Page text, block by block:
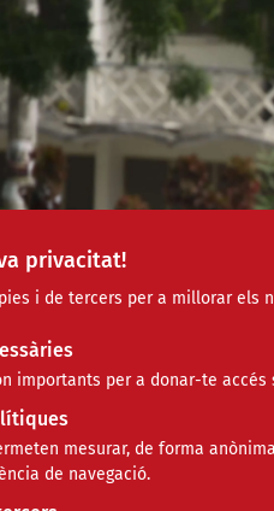
privacitat!
i de tercers per a millorar els
importants per a donar-te
mesurar, de forma
de navegació.